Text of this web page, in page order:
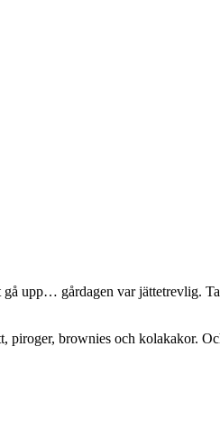
gå upp… gårdagen var jättetrevlig.
piroger, brownies och kolakakor.